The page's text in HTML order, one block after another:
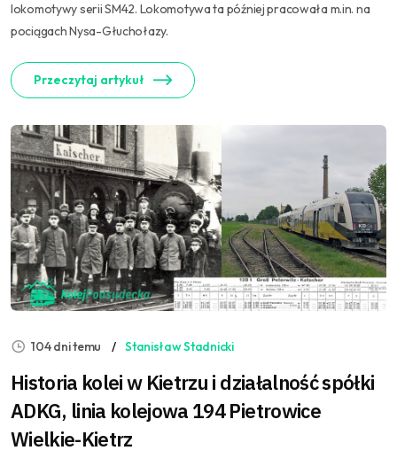
lokomotywy serii SM42. Lokomotywa ta później pracowała m.in. na
pociągach Nysa-Głuchołazy.
Przeczytaj artykuł
104 dni temu Stanisław Stadnicki
Historia kolei w Kietrzu i działalność spółki
ADKG, linia kolejowa 194 Pietrowice
Wielkie-Kietrz